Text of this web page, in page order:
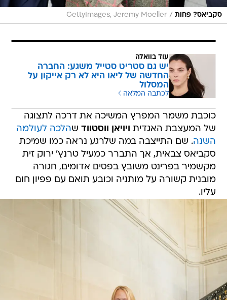
סקביאס? פחות /
GettyImages, Jeremy Moeller
עוד בוואלה
יש גם סטריט סטייל משגע: החברה
החדשה של ליאו היא לא רק אייקון על
המסלול
לכתבה המלאה
כוכבת משמר המפרץ המשיכה את דרכה לתצוגה
של המעצבת האגדית ויויאן ווסטווד שהלכה לעולמה
השנה. שם התייצבה במה שלרגע נראה כמו שמיכת
סקביאס צבאית, אך התברר כמעיל טרנץ' ירוק זית
מקשמיר בפרינט משובץ בפסים אדומים, חגורה
מובנית קשורה על מותניה וכובע תואם עם פפיון חום
עליו.